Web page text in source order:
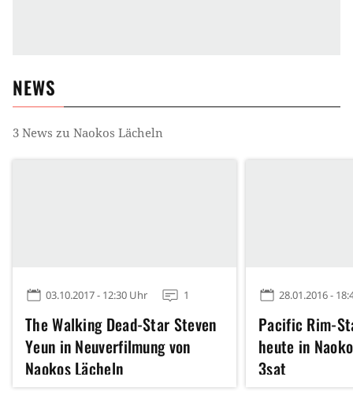
NEWS
3 News zu Naokos Lächeln
03.10.2017 - 12:30 Uhr 1
The Walking Dead-Star Steven
Yeun in Neuverfilmung von
Naokos Lächeln
28.01.2016 -
Pacific Rim-
heute in
3sat